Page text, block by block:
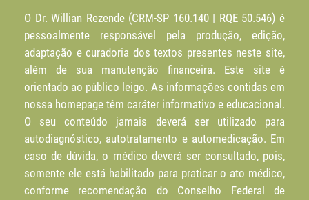
O Dr. Willian Rezende (CRM-SP 160.140 | RQE 50.546) é
pessoalmente responsável pela produção, edição,
adaptação e curadoria dos textos presentes neste site,
além de sua manutenção financeira. Este site é
orientado ao público leigo. As informações contidas em
nossa homepage têm caráter informativo e educacional.
O seu conteúdo jamais deverá ser utilizado para
autodiagnóstico, autotratamento e automedicação. Em
caso de dúvida, o médico deverá ser consultado, pois,
somente ele está habilitado para praticar o ato médico,
conforme recomendação do Conselho Federal de